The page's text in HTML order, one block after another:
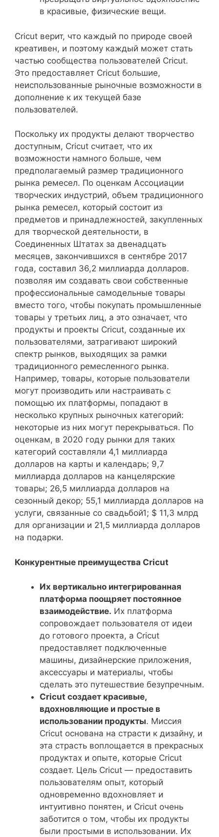
в красивые, физические вещи.
Cricut верит, что каждый по природе своей
креативен, и поэтому каждый может стать
частью сообщества пользователей Cricut.
Это предоставляет Cricut большие,
неиспользованные рыночные возможности в
дополнение к их текущей базе
пользователей.
Поскольку их продукты делают творчество
доступным, Cricut считает, что их
возможности намного больше, чем
предполагаемый размер традиционного
рынка ремесел. По оценкам Ассоциации
творческих индустрий, объем традиционного
рынка ремесел, который состоит из
предметов и принадлежностей, закупленных
для творческой деятельности, в
Соединенных Штатах за двенадцать
месяцев, закончившихся в сентябре 2017
года, составил 36,2 миллиарда долларов.
позволяя им создавать свои собственные
профессиональные самодельные товары
вместо того, чтобы покупать промышленные
товары у третьих лиц, а это означает, что
продукты и проекты Cricut, созданные их
пользователями, затрагивают широкий
спектр рынков, выходящих за рамки
традиционного ремесленного рынка.
Например, товары, которые пользователи
могут производить или настраивать с
помощью их платформы, попадают в
несколько крупных рыночных категорий:
некоторые из них могут перекрываться. По
оценкам, в 2020 году рынки для таких
категорий составляли 4,1 миллиарда
долларов на карты и календарь; 9,7
миллиарда долларов на канцелярские
товары; 26,5 миллиарда долларов на
сезонный декор; 55,1 миллиарда долларов на
услуги, связанные со свадьбой1; $ 11,3 млрд
для организации и 21,5 миллиарда долларов
на подарки.
Конкурентные преимущества Cricut
Их вертикально интегрированная
платформа поощряет постоянное
взаимодействие. Их платформа
сопровождает пользователя от идеи
до готового проекта, а Cricut
предоставляет подключенные
машины, дизайнерские приложения,
аксессуары и материалы, чтобы
сделать это путешествие безупречным.
Cricut создает красивые,
вдохновляющие и простые в
использовании продукты. Миссия
Cricut основана на страсти к дизайну, и
эта страсть воплощается в прекрасных
продуктах и опыте, которые Cricut
создает. Цель Cricut — предоставить
пользователям опыт, который
одновременно вдохновляет и
интуитивно понятен, и Cricut очень
заботится о том, чтобы их продукты
были простыми в использовании. Их